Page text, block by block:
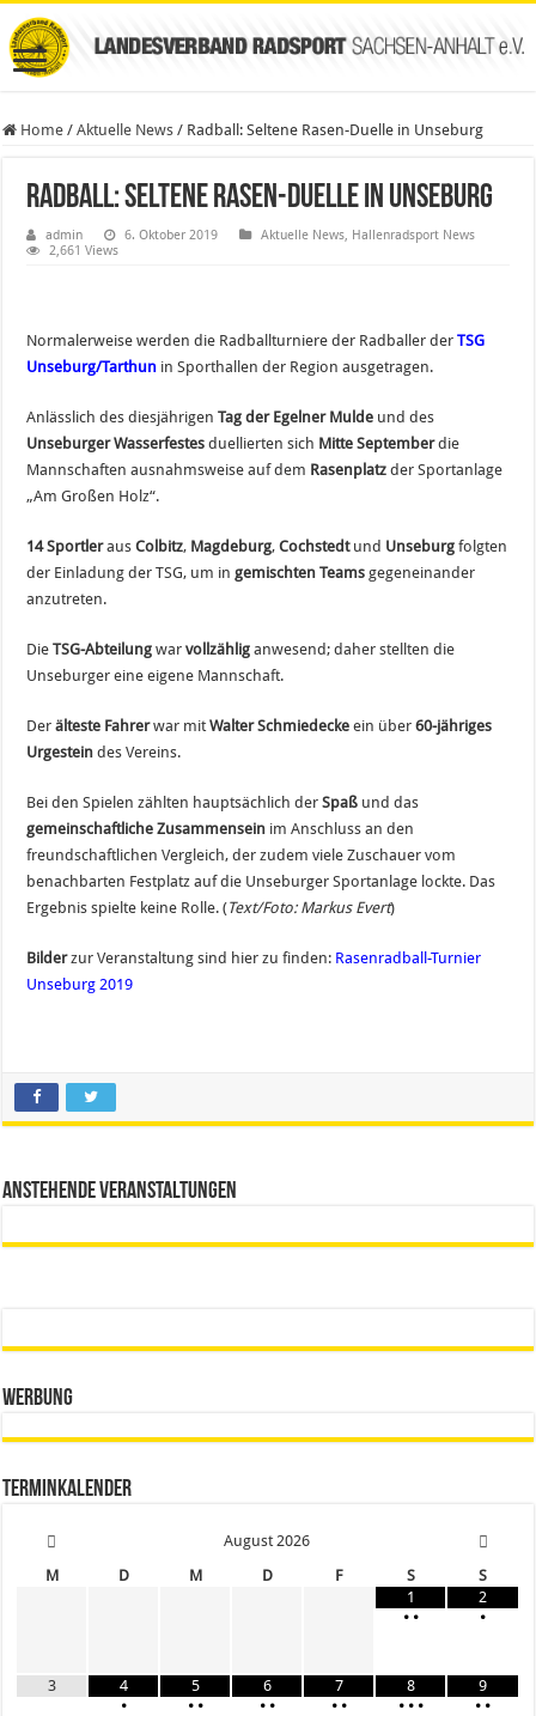
Home / Aktuelle News / Radball: Seltene Rasen-Duelle in Unseburg
Radball: Seltene Rasen-Duelle in Unseburg
admin 6. Oktober 2019 Aktuelle News, Hallenradsport News
2,661 Views
Normalerweise werden die Radballturniere der Radballer derTSG
Unseburg/Tarthun in Sporthallen der Region ausgetragen.
Anlässlich des diesjährigenTag der Egelner Mulde und des
Unseburger Wasserfestes duellierten sich Mitte Septemberdie
Mannschaften ausnahmsweise auf dem Rasenplatz der Sportanlage
„Am Großen Holz“.
14 SportlerausColbitz, Magdeburg,Cochstedtund Unseburg folgten
der Einladung der TSG, um ingemischten Teams gegeneinander
anzutreten.
DieTSG-Abteilung warvollzählig anwesend; daher stellten die
Unseburger eine eigene Mannschaft.
Derälteste Fahrerwar mitWalter Schmiedecke ein über60-jähriges
Urgestein des Vereins.
Bei den Spielen zählten hauptsächlich derSpaß und das
gemeinschaftliche Zusammensein im Anschluss an den
freundschaftlichen Vergleich, der zudem viele Zuschauer vom
benachbarten Festplatz auf die Unseburger Sportanlage lockte. Das
Ergebnis spielte keine Rolle. (Text/Foto: Markus Evert)
Bilderzur Veranstaltung sind hier zu finden: Rasenradball-Turnier
Unseburg 2019
Anstehende Veranstaltungen
Werbung
Terminkalender
August 2026
M
D M D F S
S
1
• •
2
•
3
4
•
5
• •
6
• •
7
• •
8
• • •
9
• •